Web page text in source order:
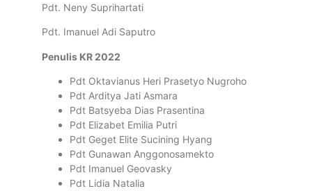
Pdt. Neny Suprihartati
Pdt. Imanuel Adi Saputro
Penulis KR 2022
Pdt Oktavianus Heri Prasetyo Nugroho
Pdt Arditya Jati Asmara
Pdt Batsyeba Dias Prasentina
Pdt Elizabet Emilia Putri
Pdt Geget Elite Sucining Hyang
Pdt Gunawan Anggonosamekto
Pdt Imanuel Geovasky
Pdt Lidia Natalia